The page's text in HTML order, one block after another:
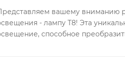
вашему вниманию
- лампу T8! Эта
способное